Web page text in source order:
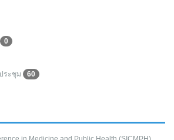
0
ระชุม
60